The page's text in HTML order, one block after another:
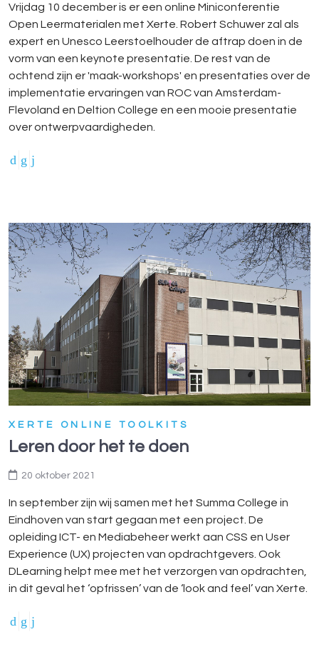
Vrijdag 10 december is er een online Miniconferentie
Open Leermaterialen met Xerte. Robert Schuwer zal als
expert en Unesco Leerstoelhouder de aftrap doen in de
vorm van een keynote presentatie. De rest van de
ochtend zijn er 'maak-workshops' en presentaties over de
implementatie ervaringen van ROC van Amsterdam-
Flevoland en Deltion College en een mooie presentatie
over ontwerpvaardigheden.
XERTE ONLINE TOOLKITS
Leren door het te doen
20 oktober 2021
In september zijn wij samen met het Summa College in
Eindhoven van start gegaan met een project. De
opleiding ICT- en Mediabeheer werkt aan CSS en User
Experience (UX) projecten van opdrachtgevers. Ook
DLearning helpt mee met het verzorgen van opdrachten,
in dit geval het ‘opfrissen’ van de ‘look and feel’ van Xerte.